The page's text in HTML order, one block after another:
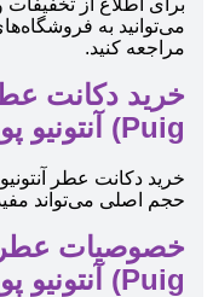
می‌توانید به
مراجعه کنید.
Puig) آنتونیو پوییگ
خرید دکانت عطر
حجم اصلی می‌تواند
Puig) آنتونیو پوییگ